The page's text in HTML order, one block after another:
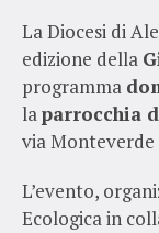
La Diocesi di
edizione della
programma
laparrocchia
via Monteverde
L’evento,
Ecologica in